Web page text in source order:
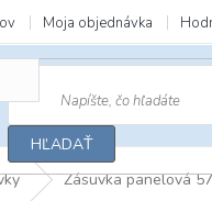
Moja objednávka
HĽADAŤ
Zásuvka panelová